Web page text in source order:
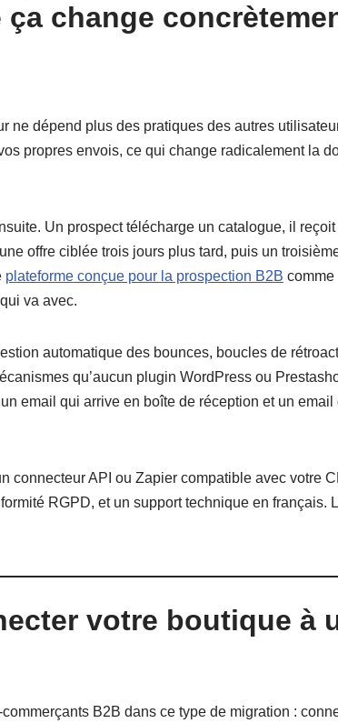
change
ne dépend plus des pratiques des autres
propres envois, ce qui change radicalement la
Un prospect télécharge un catalogue, il reçoit
offre ciblée trois jours plus tard, puis un
plateforme conçue pour la prospection B2B comme
va avec.
automatique des bounces, boucles de
qu’aucun plugin WordPress ou
email qui arrive en boîte de réception et un email
connecteur API ou Zapier compatible avec votre
RGPD, et un support technique en français.
votre boutique à
B2B dans ce type de migration :